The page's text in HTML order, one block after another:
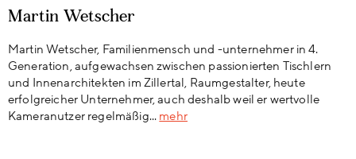
Martin Wetscher
Martin Wetscher, Familienmensch und -unternehmer in 4.
Generation, aufgewachsen zwischen passionierten Tischlern
und Innenarchitekten im Zillertal, Raumgestalter, heute
erfolgreicher Unternehmer, auch deshalb weil er wertvolle
Kameranutzer regelmäßig... mehr